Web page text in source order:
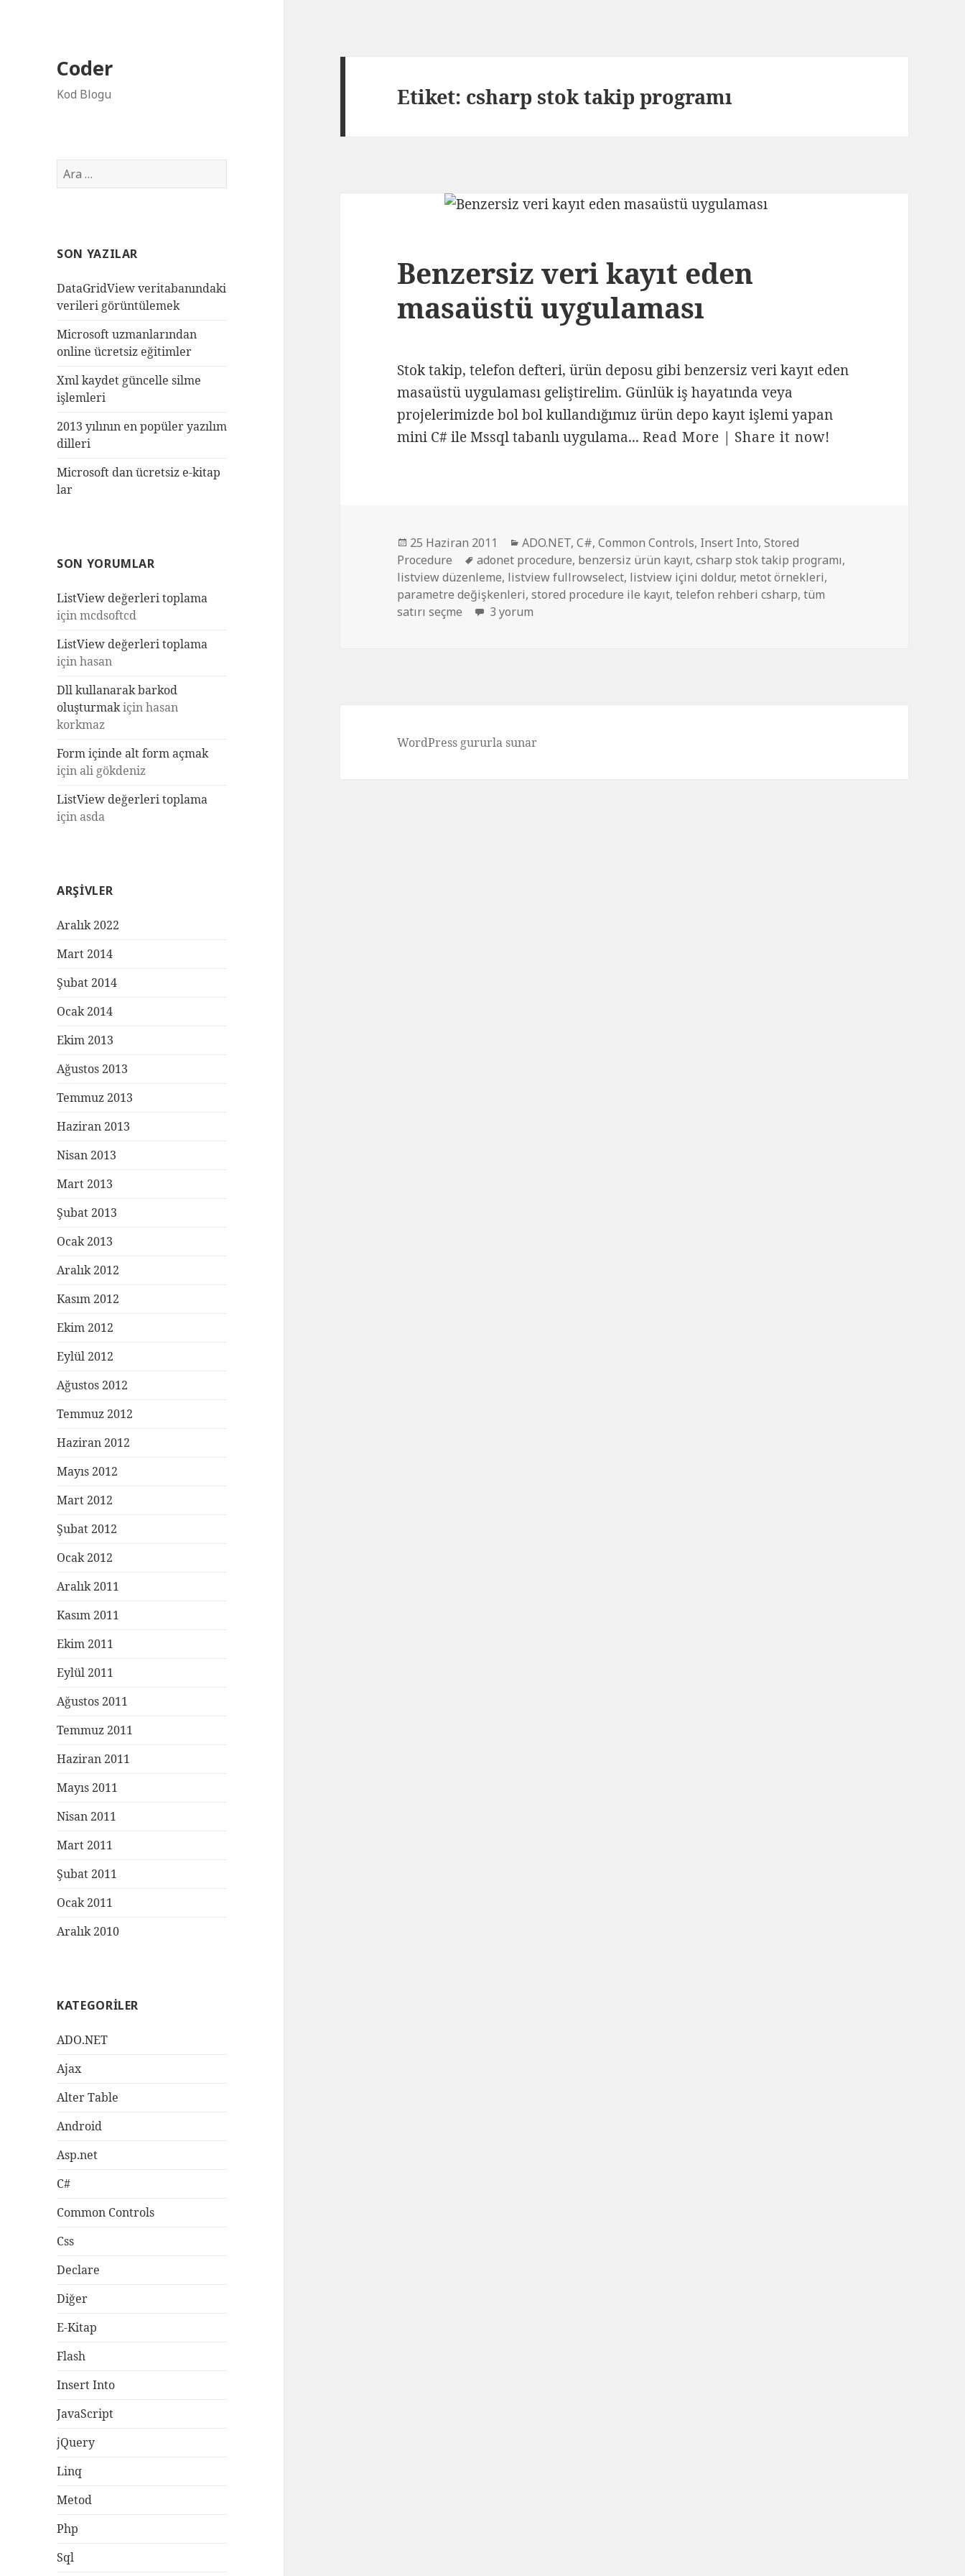
Coder
Kod Blogu
Arama:
SON YAZILAR
DataGridView veritabanındaki
verileri görüntülemek
Microsoft uzmanlarından
online ücretsiz eğitimler
Xml kaydet güncelle silme
işlemleri
2013 yılının en popüler yazılım
dilleri
Microsoft dan ücretsiz e-kitap
lar
SON YORUMLAR
ListView değerleri toplama
içinmcdsoftcd
ListView değerleri toplama
içinhasan
Dll kullanarak barkod
oluşturmakiçinhasan
korkmaz
Form içinde alt form açmak
için ali gökdeniz
ListView değerleri toplama
için asda
ARŞIVLER
Aralık 2022
Mart 2014
Şubat 2014
Ocak 2014
Ekim 2013
Ağustos 2013
Temmuz 2013
Haziran 2013
Nisan 2013
Mart 2013
Şubat 2013
Ocak 2013
Aralık 2012
Kasım 2012
Ekim 2012
Eylül 2012
Ağustos 2012
Temmuz 2012
Haziran 2012
Mayıs 2012
Mart 2012
Şubat 2012
Ocak 2012
Aralık 2011
Kasım 2011
Ekim 2011
Eylül 2011
Ağustos 2011
Temmuz 2011
Haziran 2011
Mayıs 2011
Nisan 2011
Mart 2011
Şubat 2011
Ocak 2011
Aralık 2010
KATEGORILER
ADO.NET
Ajax
Alter Table
Android
Asp.net
C#
Common Controls
Css
Declare
Diğer
E-Kitap
Flash
Insert Into
JavaScript
jQuery
Linq
Metod
Php
Sql
Etiket: csharp stok takip programı
Benzersiz veri kayıt eden
masaüstü uygulaması
Stok takip, telefon defteri, ürün deposu gibi benzersiz veri kayıt eden
masaüstü uygulaması geliştirelim. Günlük iş hayatında veya
projelerimizde bol bol kullandığımız ürün depo kayıt işlemi yapan
mini C# ile Mssql tabanlı uygulama...Read More | Share it now!
Yayın
tarihi
25 Haziran 2011 Kategoriler
ADO.NET,C#,Common Controls, Insert Into,Stored
Procedure
Etiketler
adonet procedure, benzersiz ürün kayıt,csharp stok takip programı,
listview düzenleme, listview fullrowselect, listview içini doldur, metot örnekleri,
parametre değişkenleri,stored procedure ile kayıt,telefon rehberi csharp,tüm
satırı seçme
Benzersiz veri kayıt eden masaüstü uygulaması için
3 yorum
WordPress gururla sunar